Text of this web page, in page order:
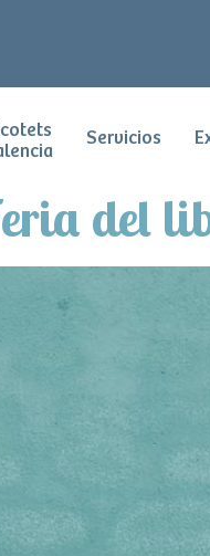
Servicios
del